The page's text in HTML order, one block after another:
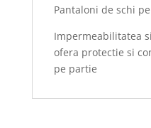
Pantaloni de schi
Impermeabilitatea
ofera protectie si
pe partie